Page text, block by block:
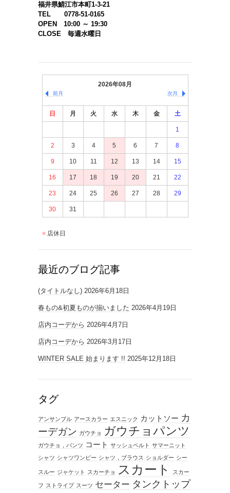
福井県鯖江市本町1-3-21
TEL 0778-51-0165
OPEN 10:00 ～ 19:30
CLOSE 毎週水曜日
2026年08月
前月 次月
日 月 火 水 木 金 土
1
2 3 4 5 6 7 8
9 10 11 12 13 14 15
16 17 18 19 20 21 22
23 24 25 26 27 28 29
30 31
店休日
最近のブログ記事
(タイトルなし) 2026年6月18日
春もの&初夏ものが揃いました 2026年4月19日
店内コーデから 2026年4月7日
店内コーデから 2026年3月17日
WINTER SALE 始まります !! 2025年12月18日
タグ
アンサンブル アースカラー エスニック カットソー カ
ーデガン ガウチョ ガウチョパンツ
ガウチョ，パンツ コート サッシュベルト サマーニット
シャツ シャツワンピー シャツ，ブラウス ショルダー シー
スルー ジャケット スカーチョ スカート スカー
フ ストライプ スーツ セーター タンクトップ